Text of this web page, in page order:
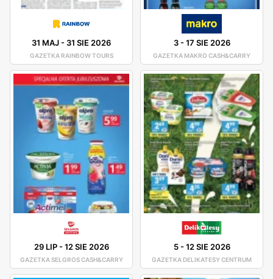
31 MAJ- 31 SIE 2026
GAZETKA RAINBOW TOURS
3-17 SIE 2026
GAZETKA MAKRO CASH&CARRY
29 LIP-12 SIE 2026
GAZETKA SELGROS CASH&CARRY
5-12 SIE 2026
GAZETKA DELIKATESY CENTRUM